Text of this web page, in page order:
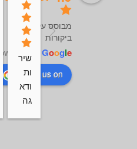
מבוסס על 106
ביקורות
powered by Google
review us on
שיר
ודא